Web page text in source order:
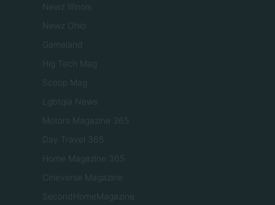
Newz Illinois
Newz Ohio
Gameland
Hig Tech Mag
Scoop Mag
Lgbtqia News
Motors Magazine 365
Day Travel 365
Home Magazine 365
Cineverse Magazine
SecondHomeMagazine